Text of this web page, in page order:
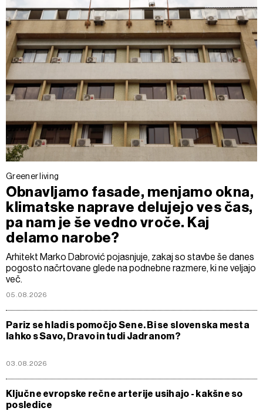
Greener living
Obnavljamo fasade, menjamo okna,
klimatske naprave delujejo ves čas,
pa nam je še vedno vroče. Kaj
delamo narobe?
Arhitekt Marko Dabrović pojasnjuje, zakaj so stavbe še danes
pogosto načrtovane glede na podnebne razmere, ki ne veljajo
več.
05.08.2026
Pariz se hladi s pomočjo Sene. Bi se slovenska mesta
lahko s Savo, Dravo in tudi Jadranom?
03.08.2026
Ključne evropske rečne arterije usihajo - kakšne so
posledice